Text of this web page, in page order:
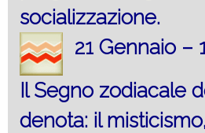
socializzazione.
21 Gennaio –
Il Segno zodiacale
denota: il